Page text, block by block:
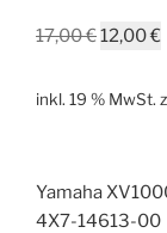
17,00€
war:
12,00€
inkl. 19 % MwSt.
Yamaha
4X7-14613-00